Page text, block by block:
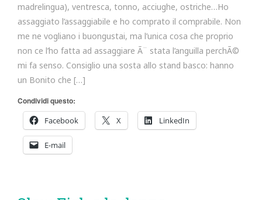
madrelingua), ventresca, tonno, acciughe, ostriche…Ho
assaggiato l’assaggiabile e ho comprato il comprabile. Non
me ne vogliano i buongustai, ma l’unica cosa che proprio
non ce l’ho fatta ad assaggiare Ã¨ stata l’anguilla perchÃ©
mi fa senso. Consiglio una sosta allo stand basco: hanno
un Bonito che […]
Condividi questo:
Facebook
X LinkedIn
E-mail